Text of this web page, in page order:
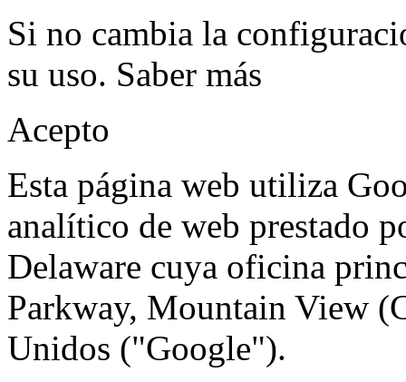
Si no cambia la
su uso. Saber más
Acepto
Esta página web utiliza
analítico de web prestado
Delaware cuya oficina
Parkway, Mountain View
Unidos ("Google").